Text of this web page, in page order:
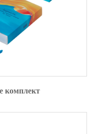
комплект